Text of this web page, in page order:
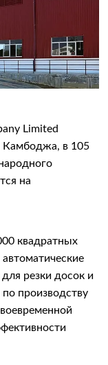
Limited
Камбоджа, в 105
на
квадратных
резки досок и
производству